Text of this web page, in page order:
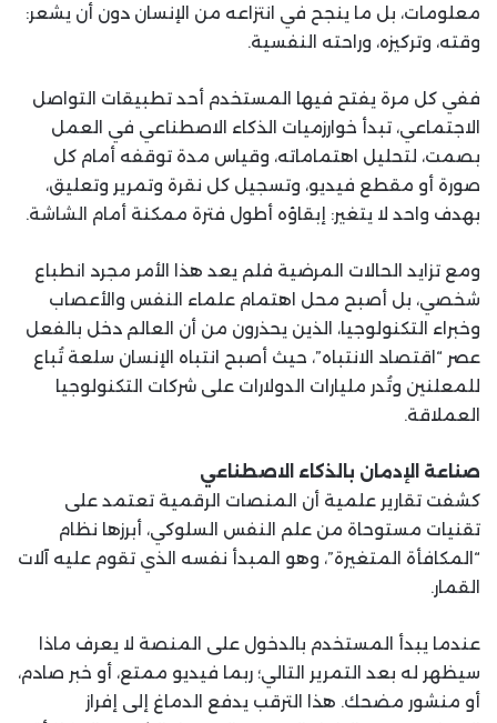
معلومات، بل ما ينجح في انتزاعه من الإنسان دون أن يشعر:
وقته، وتركيزه، وراحته النفسية.
ففي كل مرة يفتح فيها المستخدم أحد تطبيقات التواصل
الاجتماعي، تبدأ خوارزميات الذكاء الاصطناعي في العمل
بصمت، لتحليل اهتماماته، وقياس مدة توقفه أمام كل
صورة أو مقطع فيديو، وتسجيل كل نقرة وتمرير وتعليق،
بهدف واحد لا يتغير: إبقاؤه أطول فترة ممكنة أمام الشاشة.
ومع تزايد الحالات المرضية فلم يعد هذا الأمر مجرد انطباع
شخصي، بل أصبح محل اهتمام علماء النفس والأعصاب
وخبراء التكنولوجيا، الذين يحذرون من أن العالم دخل بالفعل
عصر “اقتصاد الانتباه”، حيث أصبح انتباه الإنسان سلعة تُباع
للمعلنين وتُدر مليارات الدولارات على شركات التكنولوجيا
العملاقة.
صناعة الإدمان بالذكاء الاصطناعي
كشفت تقارير علمية أن المنصات الرقمية تعتمد على
تقنيات مستوحاة من علم النفس السلوكي، أبرزها نظام
“المكافأة المتغيرة”، وهو المبدأ نفسه الذي تقوم عليه آلات
القمار.
عندما يبدأ المستخدم بالدخول على المنصة لا يعرف ماذا
سيظهر له بعد التمرير التالي؛ ربما فيديو ممتع، أو خبر صادم،
أو منشور مضحك. هذا الترقب يدفع الدماغ إلى إفراز